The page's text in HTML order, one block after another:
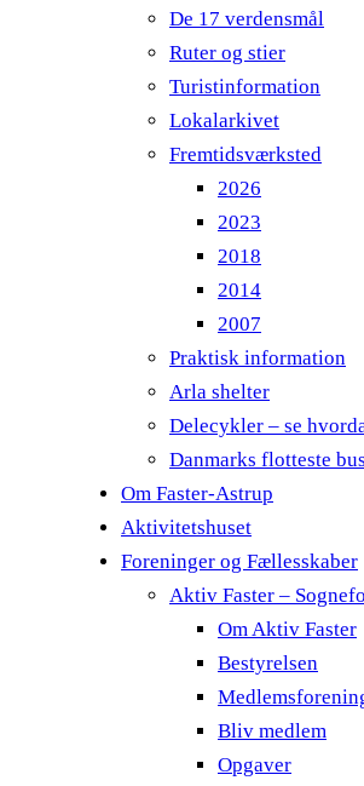
De 17 verdensmål
Ruter og stier
Turistinformation
Lokalarkivet
Fremtidsværksted
2026
2023
2018
2014
2007
Praktisk information
Arla shelter
Delecykler – se
Danmarks flotteste
Om Faster-Astrup
Aktivitetshuset
Foreninger og Fællesskaber
Aktiv Faster –
Om Aktiv Faster
Bestyrelsen
Bliv medlem
Opgaver